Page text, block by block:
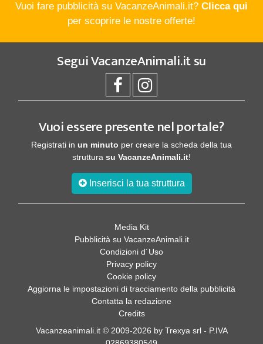
Vuoi fare pubblicità su VacanzeAnimali.it? Clicca qui
per scoprire le nostre offerte!
SeguiVacanzeAnimali.itsu
Vuoi essere presente nel portale?
Registrati in un minuto per creare la scheda della tua
struttura su VacanzeAnimali.it!
Inserisci la tua struttura
Media Kit
Pubblicità su VacanzeAnimali.it
Condizioni d´Uso
Privacy policy
Cookie policy
Aggiorna le impostazioni di tracciamento della pubblicità
Contatta la redazione
Credits
Vacanzeanimali.it © 2009-2026 by Trexya srl - P.IVA